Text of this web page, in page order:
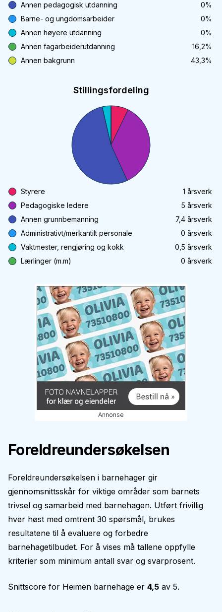
Annen pedagogisk utdanning
0%
Barne- og ungdomsarbeider
0%
Annen høyere utdanning
0%
Annen fagarbeiderutdanning
16,2%
Annen bakgrunn
43,3%
Stillingsfordeling
Styrere 1 årsverk
Pedagogiske ledere
5 årsverk
Annen grunnbemanning
7,4 årsverk
Administrativt/merkantilt personale
0 årsverk
Vaktmester, rengjøring og kokk
0,5 årsverk
Lærlinger (m.m)
0 årsverk
Annonse
Foreldreundersøkelsen
Foreldreundersøkelsen i barnehager gir
gjennomsnittsskår for viktige områder som barnets
trivsel og samarbeid med barnehagen. Utført frivillig
hver høst med omtrent 30 spørsmål, brukes
resultatene til å evaluere og forbedre
barnehagetilbudet. For å vises må tallene oppfylle
kriterier som minimum antall svar og svarprosent.
Snittscore for Heimen barnehage er 4,5 av 5.